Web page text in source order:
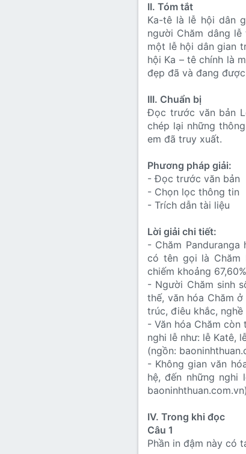
II. Tóm tắt
Ka-tê là lễ hội dân
người Chăm dâng
một lễ hội dân gian
hội Ka – tê chính là
đẹp đã và đang
III. Chuẩn bị
Đọc trước văn bản
chép lại những
em đã truy xuất.
Phương pháp giải:
- Đọc trước văn bản
- Chọn lọc thông tin
- Trích dẫn tài liệu
Lời giải chi tiết:
- Chăm
có tên gọi là Chăm
chiếm khoảng
- Người Chăm sinh
thế, văn hóa Chăm
trúc, điêu khắc,
- Văn hóa Chăm
nghi lễ như: lễ Katê,
(ngồn:
- Không gian văn
hệ, đến những nghi
IV. Trong khi đọc
Câu 1
Phần in đậm này có